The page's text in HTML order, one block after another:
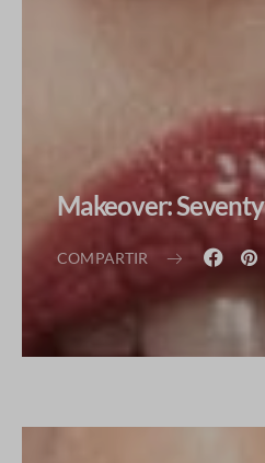
Makeover: Seventy
COMPARTIR